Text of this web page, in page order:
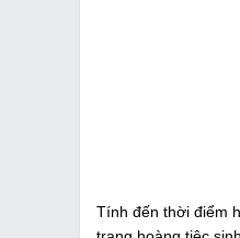
Tính đến thời điểm